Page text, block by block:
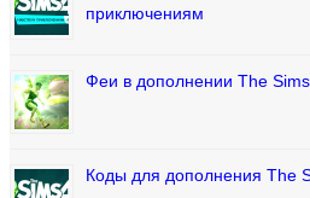
приключениям
Феи в дополнении The
Коды для дополнения The